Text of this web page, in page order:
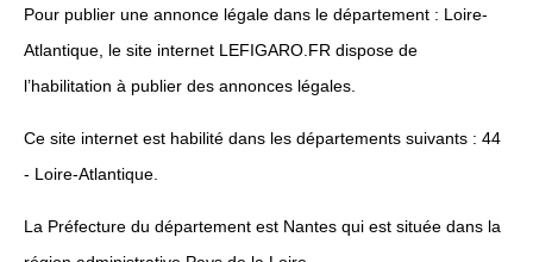
Pour publier une annonce légale dans le département : Loire-
Atlantique, le site internet LEFIGARO.FR dispose de
l’habilitation à publier des annonces légales.
Ce site internet est habilité dans les départements suivants : 44
- Loire-Atlantique.
La Préfecture du département est Nantes qui est située dans la